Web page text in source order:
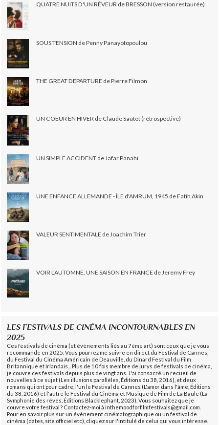
QUATRE NUITS D'UN RÊVEUR de BRESSON (version restaurée)
SOUS TENSION de Penny Panayotopoulou
THE GREAT DEPARTURE de Pierre Filmon
UN COEUR EN HIVER de Claude Sautet (rétrospective)
UN SIMPLE ACCIDENT de Jafar Panahi
UNE ENFANCE ALLEMANDE - ÎLE d'AMRUM, 1945 de Fatih Akin
VALEUR SENTIMENTALE de Joachim Trier
VOIR L'AUTOMNE, UNE SAISON EN FRANCE de Jeremy Frey
LES FESTIVALS DE CINÉMA INCONTOURNABLES EN
2025
Ces festivals de cinéma (et évènements liés au 7ème art) sont ceux que je vous
recommande en 2025. Vous pourrez me suivre en direct du Festival de Cannes,
du Festival du Cinéma Américain de Deauville, du Dinard Festival du Film
Britannique et Irlandais... Plus de 10 fois membre de jurys de festivals de cinéma,
je couvre ces festivals depuis plus de vingt ans. J'ai consacré un recueil de
nouvelles à ce sujet (Les illusions parallèles, Éditions du 38, 2016), et deux
romans qui ont pour cadre, l'un le Festival de Cannes (L'amor dans l'âme, Éditions
du 38, 2016) et l'autre le Festival du Cinéma et Musique de Film de La Baule (La
Symphonie des rêves, Éditions Blacklephant, 2023). Vous souhaitez que je
couvre votre festival ? Contactez-moi à inthemoodforfilmfestivals@gmail.com.
Pour en savoir plus sur un évènement cinématographique ou un festival de
cinéma (dates, site officiel etc), cliquez sur l'intitulé de celui qui vous intéresse.